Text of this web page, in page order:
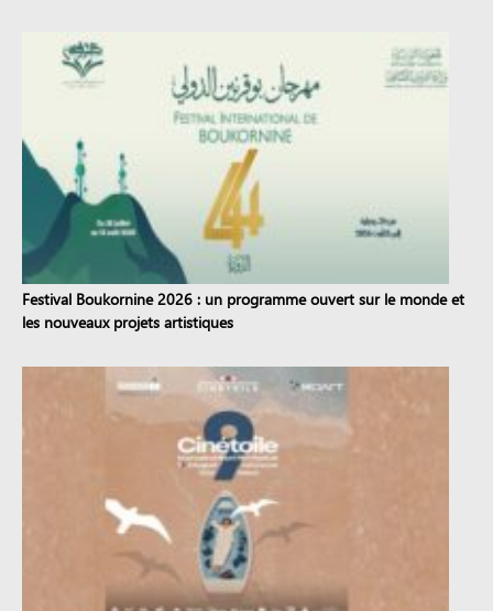
Festival Boukornine 2026 : un programme ouvert sur le monde et
les nouveaux projets artistiques